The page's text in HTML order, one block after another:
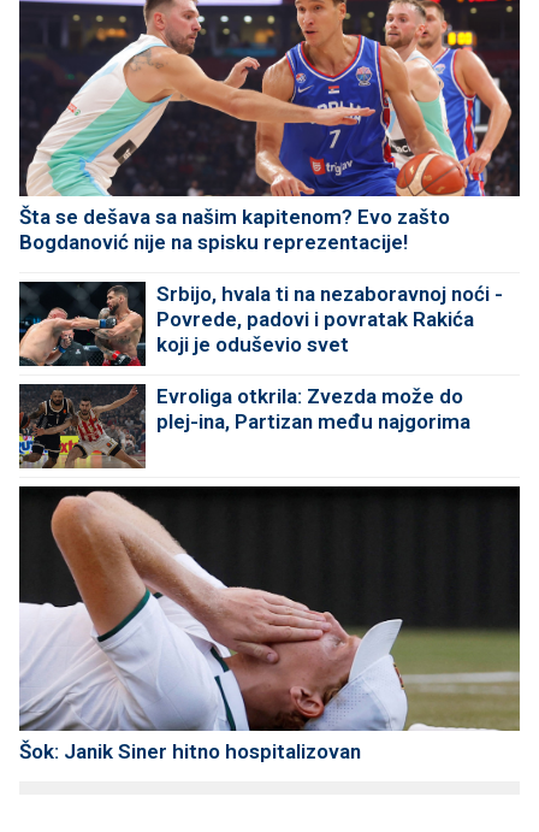
Šta se dešava sa našim kapitenom? Evo zašto
Bogdanović nije na spisku reprezentacije!
Srbijo, hvala ti na nezaboravnoj noći -
Povrede, padovi i povratak Rakića
koji je oduševio svet
Evroliga otkrila: Zvezda može do
plej-ina, Partizan među najgorima
Šok: Janik Siner hitno hospitalizovan